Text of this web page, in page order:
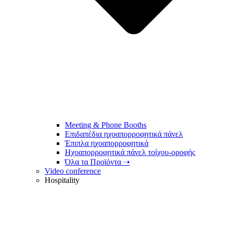
Meeting & Phone Booths
Επιδαπέδια ηχοαπορροφητικά πάνελ
Έπιπλα ηχοαπορροφητικά
Ηχοαπορροφητικά πάνελ τοίχου-οροφής
Όλα τα Προϊόντα ➝
Video conference
Hospitality